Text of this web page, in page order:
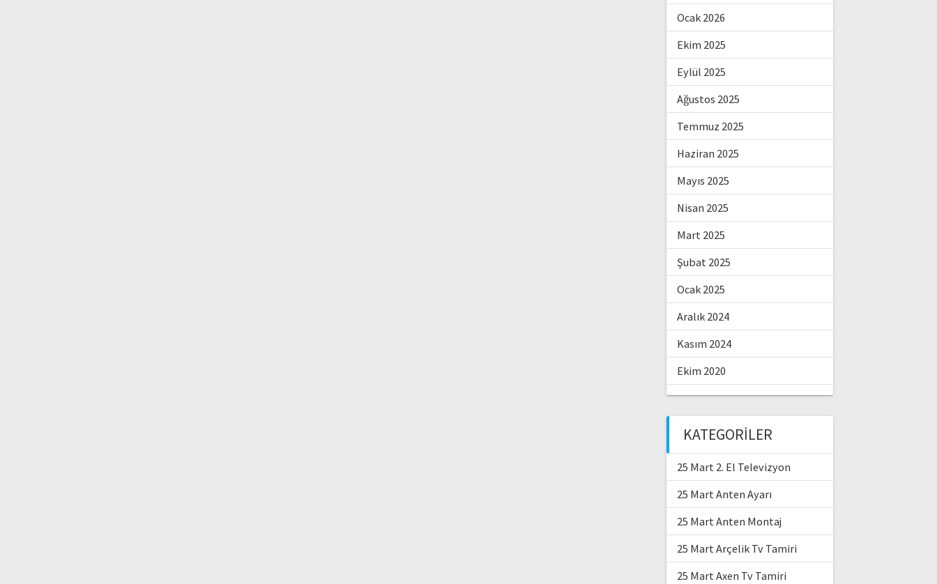
Ocak 2026
Ekim 2025
Eylül 2025
Ağustos 2025
Temmuz 2025
Haziran 2025
Mayıs 2025
Nisan 2025
Mart 2025
Şubat 2025
Ocak 2025
Aralık 2024
Kasım 2024
Ekim 2020
KATEGORILER
25 Mart 2. El Televizyon
25 Mart Anten Ayarı
25 Mart Anten Montaj
25 Mart Arçelik Tv Tamiri
25 Mart Axen Tv Tamiri